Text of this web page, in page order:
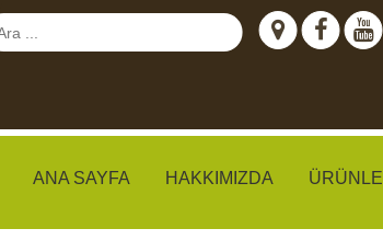
ANA SAYFA HAKKIMIZDA